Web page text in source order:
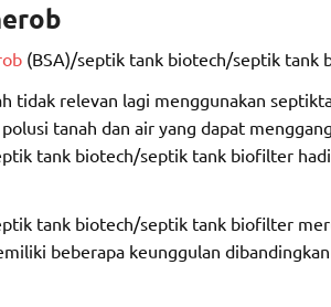
(BSA)/septik tank biotech/septik tank
tidak relevan lagi menggunakan
tanah dan air yang dapat
tank biotech/septik tank biofilter
tank biotech/septik tank biofilter
beberapa keunggulan